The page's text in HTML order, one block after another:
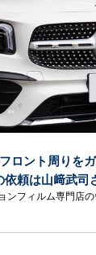
ロント周りを
頼は山﨑武司
ンフィルム専門店